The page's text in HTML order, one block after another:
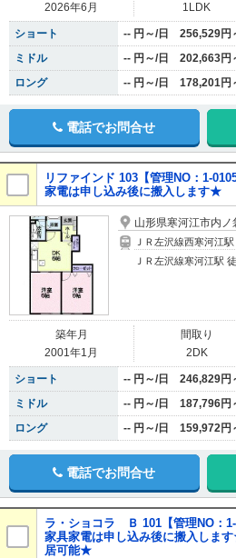
2026年6月
1LDK
ショート
-- 円～/日 256,529円
ミドル
-- 円～/日 202,663円
ロング
-- 円～/日 178,201円
電話でお問合せ
リファインド 103【管理NO：1-
家電は申し込み後に搬入します★
山形県寒河江市内
ＪＲ左沢線西寒河江
ＪＲ左沢線寒河江駅
築年月
2001年1月
間取り
2DK
ショート
-- 円～/日 246,829円
ミドル
-- 円～/日 187,796円
ロング
-- 円～/日 159,972円
電話でお問合せ
ラ・ショコラ Ｂ 101【管理NO：
家具家電は申し込み後に搬入しま
居可能★